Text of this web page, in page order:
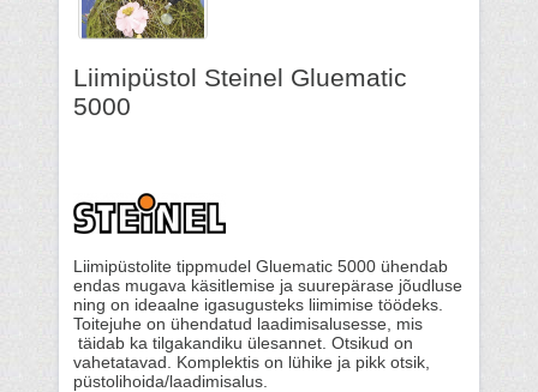
Liimipüstol Steinel Gluematic
5000
Liimipüstolite tippmudel Gluematic 5000 ühendab
endas mugava käsitlemise ja suurepärase jõudluse
ning on ideaalne igasugusteks liimimise töödeks.
Toitejuhe on ühendatud laadimisalusesse, mis
täidab ka tilgakandiku ülesannet. Otsikud on
vahetatavad. Komplektis on lühike ja pikk otsik,
püstolihoida/laadimisalus.